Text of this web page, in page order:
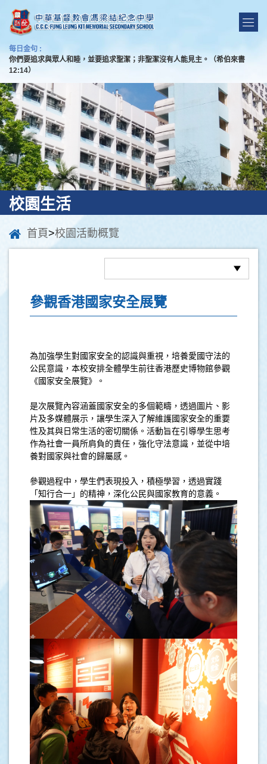
每日金句 :
你們要追求與眾人和睦，並要追求聖潔；非聖潔沒有人能見主。（希伯來書
12:14）
校園生活
首頁>校園活動概覽
參觀香港國家安全展覽
為加強學生對國家安全的認識與重視，培養愛國守法的
公民意識，本校安排全體學生前往香港歷史博物館參觀
《國家安全展覽》。
是次展覽內容涵蓋國家安全的多個範疇，透過圖片、影
片及多媒體展示，讓學生深入了解維護國家安全的重要
性及其與日常生活的密切關係。活動旨在引導學生思考
作為社會一員所肩負的責任，強化守法意識，並從中培
養對國家與社會的歸屬感。
參觀過程中，學生們表現投入，積極學習，透過實踐
「知行合一」的精神，深化公民與國家教育的意義。